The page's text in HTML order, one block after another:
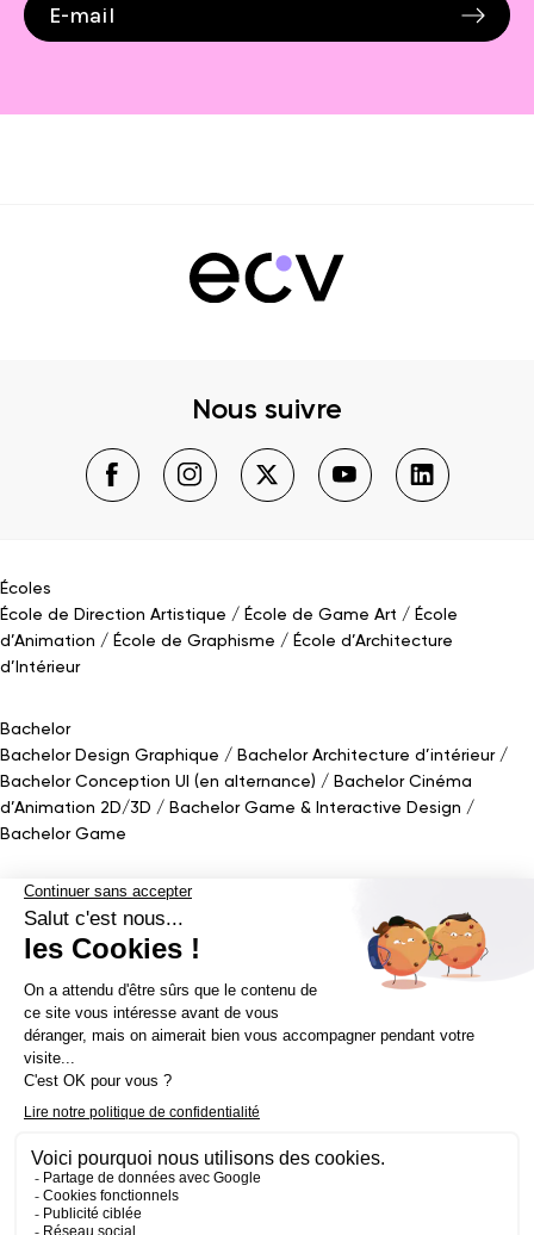
E-mail
Nous suivre
Écoles
École de Direction Artistique
École de Game Art
École
d’Animation
École de Graphisme
École d’Architecture
d’Intérieur
Bachelor
Bachelor Design Graphique
Bachelor Architecture d’intérieur
Bachelor Conception UI (en alternance)
Bachelor Cinéma
d’Animation 2D/3D
Bachelor Game & Interactive Design
Bachelor Game
Mastère
Mastères en Direction Artistique
Mastère Architecture
d’intérieur &Scénographie (en alternance)
Mastère UX/UI Design
Mastère Webdesigner (en alternance)
Mastère
Mastère Game
Établissement d’enseignement supérieur privé - ECV 2019 ©
Mentions légales
Politique de confidentialité
Conditions Générales de Ventes
Contact Presse
Réalisé par La Jungle
@ecv2026